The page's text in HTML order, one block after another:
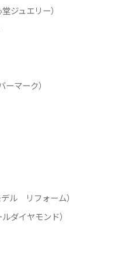
ジュエリー）
ーマーク）
ル リフォーム）
ダイヤモンド）